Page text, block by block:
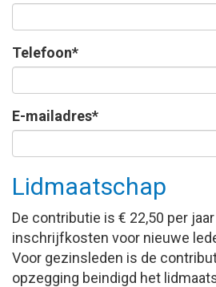
Telefoon*
E-mailadres*
Lidmaatschap
De contributie is € 22,50 per
inschrijfkosten voor nieuwe
Voor gezinsleden is de
opzegging beindigd het